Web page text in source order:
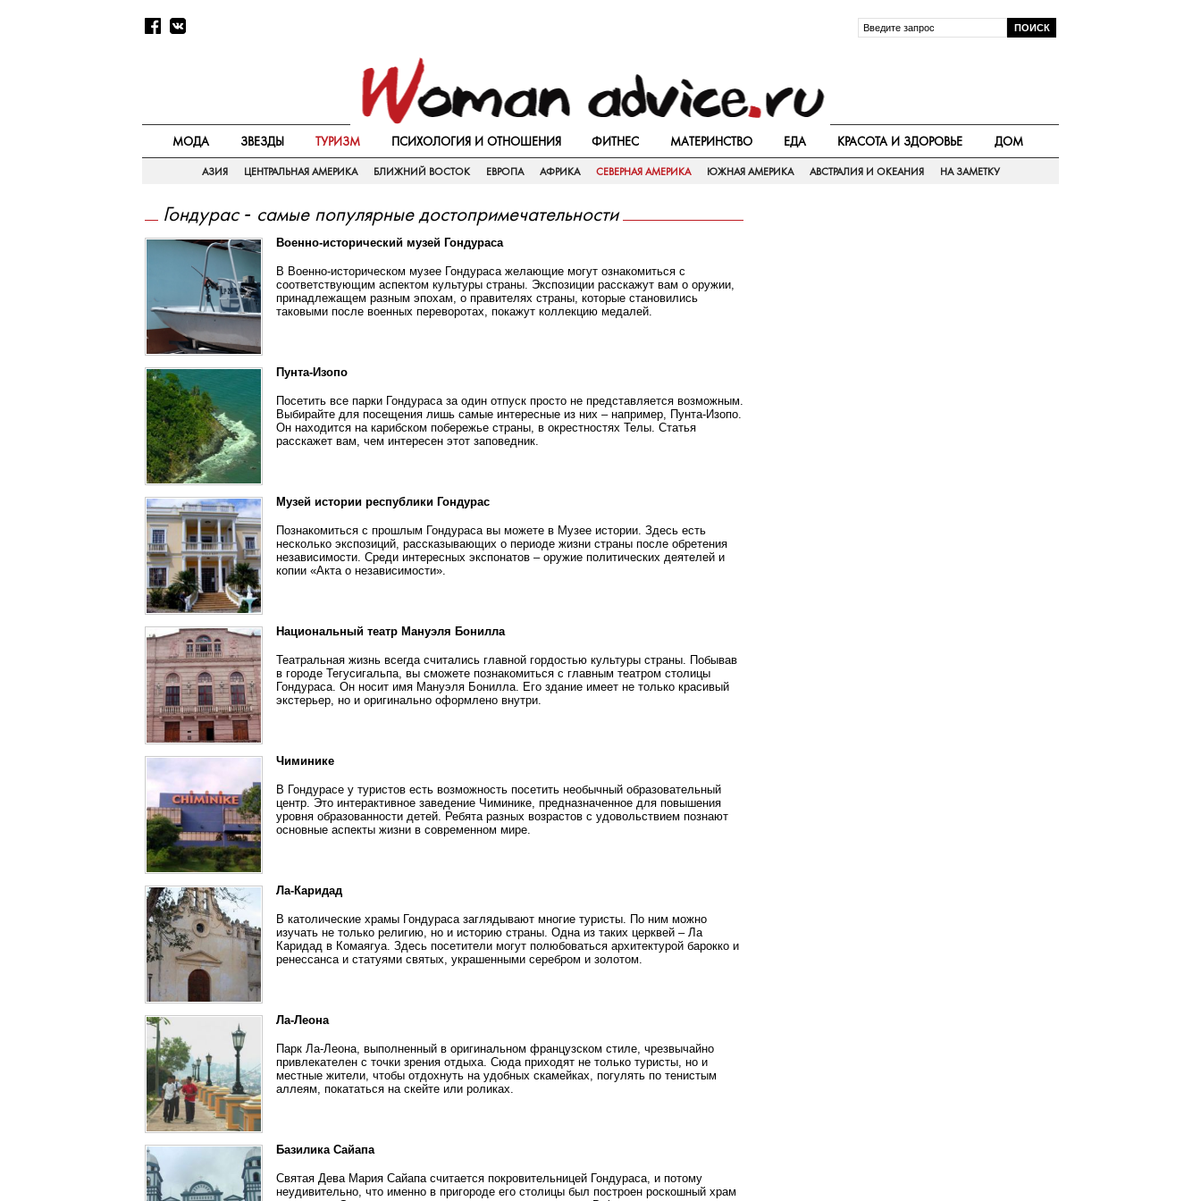
МОДА ЗВЕЗДЫ ТУРИЗМ ПСИХОЛОГИЯ И ОТНОШЕНИЯ ФИТНЕС МАТЕРИНСТВО ЕДА КРАСОТА И ЗДОРОВЬЕ ДОМ
АЗИЯ ЦЕНТРАЛЬНАЯ АМЕРИКА БЛИЖНИЙ ВОСТОК ЕВРОПА АФРИКА СЕВЕРНАЯ АМЕРИКА ЮЖНАЯ АМЕРИКА АВСТРАЛИЯ И ОКЕАНИЯ НА ЗАМЕТКУ
Гондурас - самые популярные достопримечательности
Военно-исторический музей Гондураса
В Военно-историческом музее Гондураса желающие могут ознакомиться с
соответствующим аспектом культуры страны. Экспозиции расскажут вам о оружии,
принадлежащем разным эпохам, о правителях страны, которые становились
таковыми после военных переворотах, покажут коллекцию медалей.
Пунта-Изопо
Посетить все парки Гондураса за один отпуск просто не представляется возможным.
Выбирайте для посещения лишь самые интересные из них – например, Пунта-Изопо.
Он находится на карибском побережье страны, в окрестностях Телы. Статья
расскажет вам, чем интересен этот заповедник.
Музей истории республики Гондурас
Познакомиться с прошлым Гондураса вы можете в Музее истории. Здесь есть
несколько экспозиций, рассказывающих о периоде жизни страны после обретения
независимости. Среди интересных экспонатов – оружие политических деятелей и
копии «Акта о независимости».
Национальный театр Мануэля Бонилла
Театральная жизнь всегда считались главной гордостью культуры страны. Побывав
в городе Тегусигальпа, вы сможете познакомиться с главным театром столицы
Гондураса. Он носит имя Мануэля Бонилла. Его здание имеет не только красивый
экстерьер, но и оригинально оформлено внутри.
Чиминике
В Гондурасе у туристов есть возможность посетить необычный образовательный
центр. Это интерактивное заведение Чиминике, предназначенное для повышения
уровня образованности детей. Ребята разных возрастов с удовольствием познают
основные аспекты жизни в современном мире.
Ла-Каридад
В католические храмы Гондураса заглядывают многие туристы. По ним можно
изучать не только религию, но и историю страны. Одна из таких церквей – Ла
Каридад в Комаягуа. Здесь посетители могут полюбоваться архитектурой барокко и
ренессанса и статуями святых, украшенными серебром и золотом.
Ла-Леона
Парк Ла-Леона, выполненный в оригинальном французском стиле, чрезвычайно
привлекателен с точки зрения отдыха. Сюда приходят не только туристы, но и
местные жители, чтобы отдохнуть на удобных скамейках, погулять по тенистым
аллеям, покататься на скейте или роликах.
Базилика Сайапа
Святая Дева Мария Сайапа считается покровительницей Гондураса, и потому
неудивительно, что именно в пригороде его столицы был построен роскошный храм